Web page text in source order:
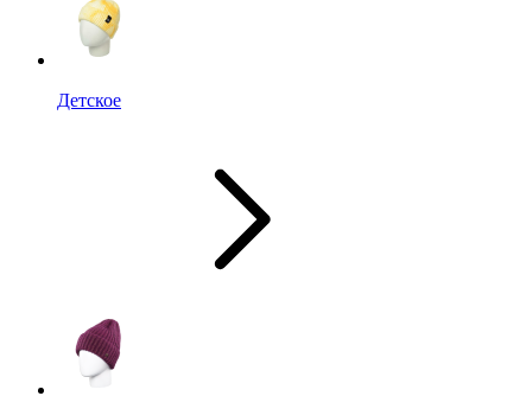
Детское